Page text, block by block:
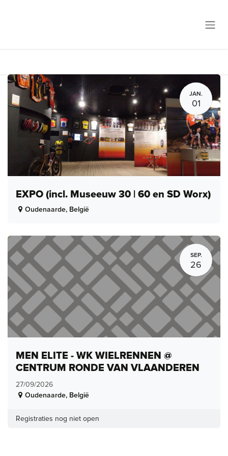
JAN.
01
EXPO (incl. Museeuw 30 | 60 en SD Worx)
Oudenaarde, België
SEP.
26
MEN ELITE - WK WIELRENNEN @
CENTRUM RONDE VAN VLAANDEREN
27/09/2026
Oudenaarde, België
Registraties nog niet open